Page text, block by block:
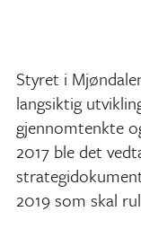
Styret i
langsiktig
gjennomtenkte
2017 ble det
2019 som skal